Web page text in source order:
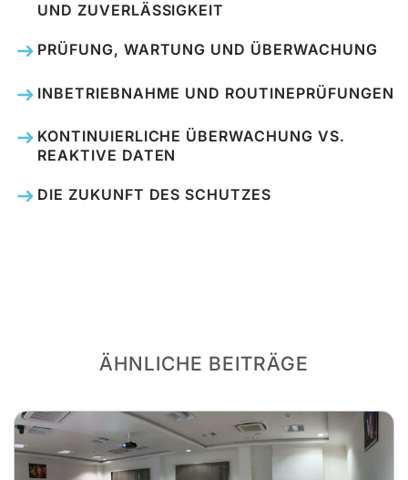
UND ZUVERLÄSSIGKEIT
PRÜFUNG, WARTUNG UND ÜBERWACHUNG
INBETRIEBNAHME UND ROUTINEPRÜFUNGEN
KONTINUIERLICHE ÜBERWACHUNG VS.
REAKTIVE DATEN
DIE ZUKUNFT DES SCHUTZES
ÄHNLICHE BEITRÄGE